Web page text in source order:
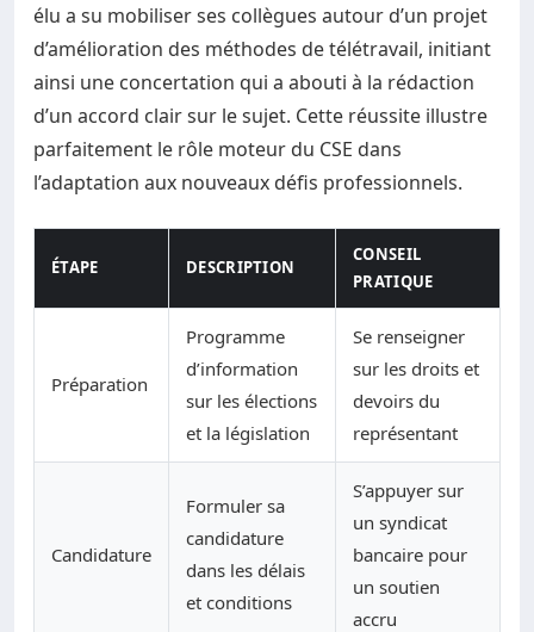
élu a su mobiliser ses collègues autour d’un projet
d’amélioration des méthodes de télétravail, initiant
ainsi une concertation qui a abouti à la rédaction
d’un accord clair sur le sujet. Cette réussite illustre
parfaitement le rôle moteur du CSE dans
l’adaptation aux nouveaux défis professionnels.
ÉTAPE DESCRIPTION
CONSEIL
PRATIQUE
Préparation
Programme
d’information
sur les élections
et la législation
Se renseigner
sur les droits et
devoirs du
représentant
Candidature
Formuler sa
candidature
dans les délais
et conditions
S’appuyer sur
un syndicat
bancaire pour
un soutien
accru